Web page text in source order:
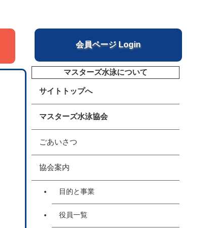
会員ページ Login
マスターズ水泳について
サイトトップへ
マスターズ水泳協会
ごあいさつ
協会案内
目的と事業
役員一覧